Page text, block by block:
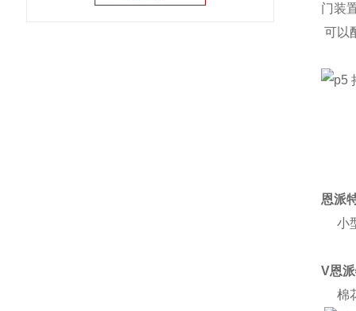
门装
可以
恩派
小
V恩
棉